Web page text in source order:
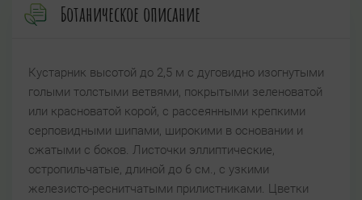
Ботаническое описание
Кустарник высотой до 2,5 м с дуговидно изогнутыми
голыми толстыми ветвями, покрытыми зеленоватой
или красноватой корой, с рассеянными крепкими
серповидными шипами, широкими в основании и
сжатыми с боков. Листочки эллиптические,
остропильчатые, длиной до 6 см., с узкими
железисто-реснитчатыми прилистниками. Цветки